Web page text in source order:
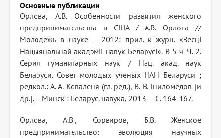
Основные публикации
Орлова, А.В. Особенности развития женского
предпринимательства в США / А.В. Орлова //
Молодежь в науке – 2012: прил. к журн. «Весці
Нацыянальнай акадэміі навук Беларусі». В 5 ч. Ч. 2.
Серия гуманитарных наук / Нац. акад. наук
Беларуси. Совет молодых ученых НАН Беларуси ;
редкол.: А. А. Коваленя (гл. ред.), В. В. Гниломедов [и
др.]. – Минск : Беларус. навука, 2013. – C. 164-167.
Орлова, А.В., Сорвиров, Б.В. Женское
предпринимательство: эволюция научных